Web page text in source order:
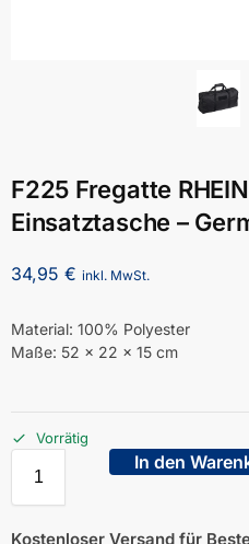
F225 Fregatte
Einsatztasche –
34,95 € inkl. MwSt.
Material: 100% Polyester
Maße: 52 x 22 x 15 cm
Vorrätig
In den
Kostenloser Versand für